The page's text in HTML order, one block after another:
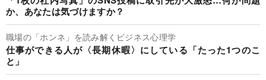
か、あなたは気づけますか？
職場の「ホンネ」を読み解くビジネス心理学
仕事ができる人が〈長期休暇〉にしている「たった1つのこ
と」